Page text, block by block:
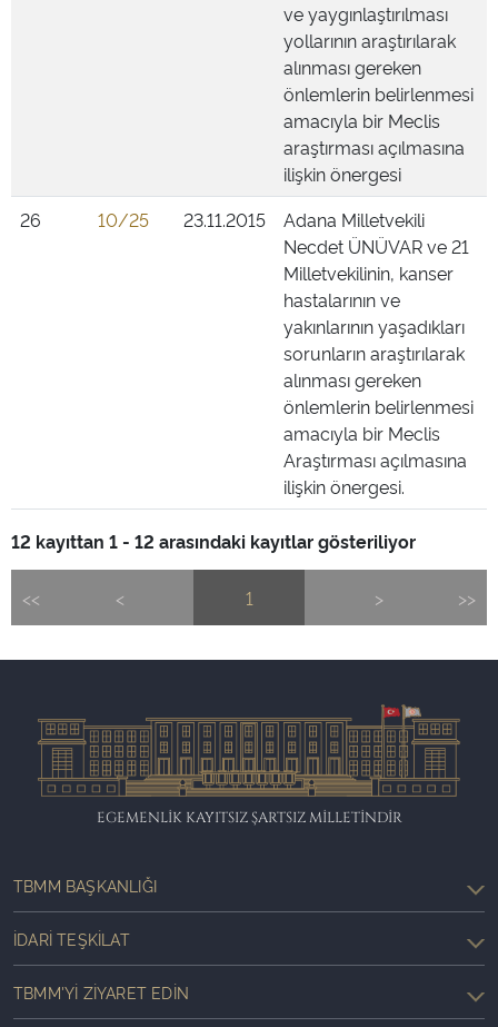
ve yaygınlaştırılması
yollarının araştırılarak
alınması gereken
önlemlerin belirlenmesi
amacıyla bir Meclis
araştırması açılmasına
ilişkin önergesi
26
10/25 23.11.2015
Adana Milletvekili
Necdet ÜNÜVAR ve 21
Milletvekilinin, kanser
hastalarının ve
yakınlarının yaşadıkları
sorunların araştırılarak
alınması gereken
önlemlerin belirlenmesi
amacıyla bir Meclis
Araştırması açılmasına
ilişkin önergesi.
12 kayıttan 1 - 12 arasındaki kayıtlar gösteriliyor
<< < 1 > >>
EGEMENLİK KAYITSIZ ŞARTSIZ MİLLETİNDİR
TBMM BAŞKANLIĞI
İDARI TEŞKILAT
TBMM'YI ZIYARET EDIN